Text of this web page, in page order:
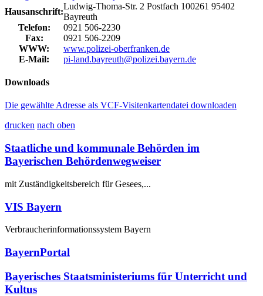
Hausanschrift:
Ludwig-Thoma-Str. 2 Postfach 100261 95402
Bayreuth
Telefon:
0921 506-2230
Fax:
0921 506-2209
WWW:
www.polizei-oberfranken.de
E-Mail:
pi-land.bayreuth@polizei.bayern.de
Downloads
Die gewählte Adresse als VCF-Visitenkartendatei downloaden
drucken nach oben
Staatliche und kommunale Behörden im
Bayerischen Behördenwegweiser
mit Zuständigkeitsbereich für Gesees,...
VIS Bayern
Verbraucherinformationssystem Bayern
BayernPortal
Bayerisches Staatsministeriums für Unterricht und
Kultus